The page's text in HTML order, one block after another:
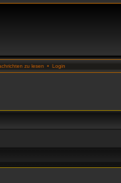
zu lesen • Login